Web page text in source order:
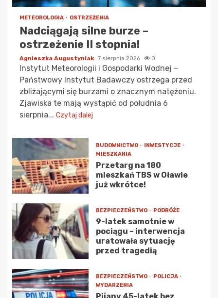
METEOROLOGIA OSTRZEŻENIA
Nadciągają silne burze –
ostrzeżenie II stopnia!
Agnieszka Augustyniak 7 sierpnia 2026 0
Instytut Meteorologii i Gospodarki Wodnej –
Państwowy Instytut Badawczy ostrzega przed
zbliżającymi się burzami o znacznym natężeniu.
Zjawiska te mają wystąpić od południa 6
sierpnia... Czytaj dalej
BUDOWNICTWO
INWESTYCJE
MIESZKANIA
Przetarg na 180
mieszkań TBS w Oławie
już wkrótce!
BEZPIECZEŃSTWO PODRÓŻE
9-latek samotnie w
pociągu – interwencja
uratowała sytuację
przed tragedią
BEZPIECZEŃSTWO
POLICJA
WYDARZENIA